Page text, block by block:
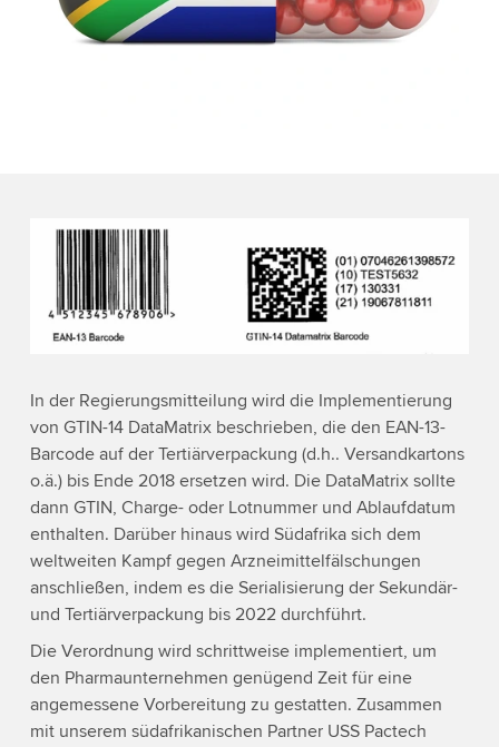
In der Regierungsmitteilung wird die Implementierung
von GTIN-14 DataMatrix beschrieben, die den EAN-13-
Barcode auf der Tertiärverpackung (d.h.. Versandkartons
o.ä.) bis Ende 2018 ersetzen wird. Die DataMatrix sollte
dann GTIN, Charge- oder Lotnummer und Ablaufdatum
enthalten. Darüber hinaus wird Südafrika sich dem
weltweiten Kampf gegen Arzneimittelfälschungen
anschließen, indem es die Serialisierung der Sekundär-
und Tertiärverpackung bis 2022 durchführt.
Die Verordnung wird schrittweise implementiert, um
den Pharmaunternehmen genügend Zeit für eine
angemessene Vorbereitung zu gestatten. Zusammen
mit unserem südafrikanischen Partner USS Pactech